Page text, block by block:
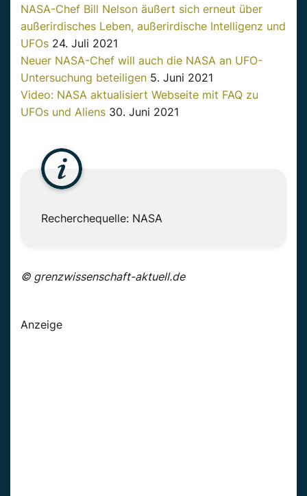
NASA-Chef Bill Nelson äußert sich erneut über
außerirdisches Leben, außerirdische Intelligenz und
UFOs 24. Juli 2021
Neuer NASA-Chef will auch die NASA an UFO-
Untersuchung beteiligen 5. Juni 2021
Video: NASA aktualisiert Webseite mit FAQ zu
UFOs und Aliens 30. Juni 2021
Recherchequelle: NASA
© grenzwissenschaft-aktuell.de
Anzeige